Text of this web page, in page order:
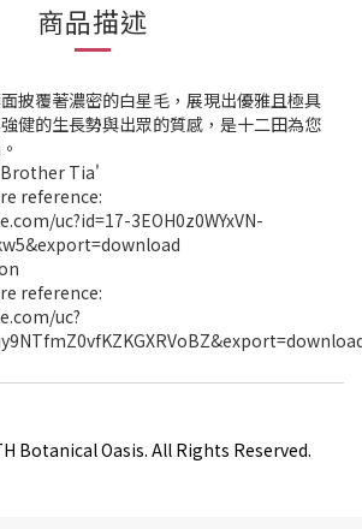
商品描述
披覆著濃密的白星毛，展現出優雅且極具
健的生長勢與出眾的質感，是十二田為您
Tia'
reference:
uc?id=17-3EOH0z0WYxVN-
reference:
uc?
Botanical Oasis. All Rights Reserved.